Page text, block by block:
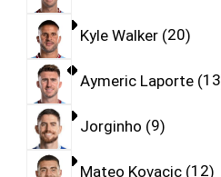
Kyle Walker 20
Aymeric Laporte 13
Jorginho 9
Mateo Kovacic 12